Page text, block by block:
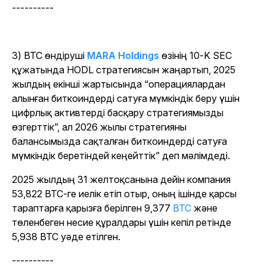
----------
3) BTC өндіруші MARA Holdings өзінің 10-K SEC
құжатында HODL стратегиясын жаңартып, 2025
жылдың екінші жартысында “операциялардан
алынған биткоиндерді сатуға мүмкіндік беру үшін
цифрлық активтерді басқару стратегиямызды
өзгерттік”, ал 2026 жылы стратегияны
балансымызда сақталған биткоиндерді сатуға
мүмкіндік беретіндей кеңейттік” деп мәлімдеді.
2025 жылдың 31 желтоқсанына дейін компания
53,822 BTC-ге иелік етіп отыр, оның ішінде қарсы
тараптарға қарызға берілген 9,377 BTC және
төленбеген несие құралдары үшін кепіл ретінде
5,938 BTC уәде етілген.
----------